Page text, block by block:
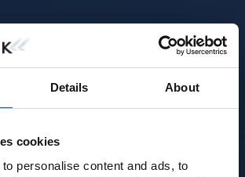
Details About
cookies
personalise content and ads, to